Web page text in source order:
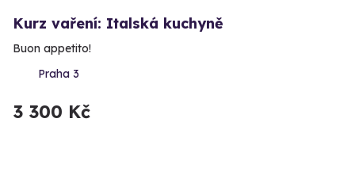
Kurz vaření: Italská kuchyně
Buon appetito!
Praha 3
3 300 Kč